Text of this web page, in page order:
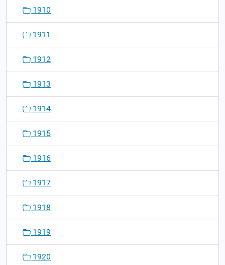
1910
1911
1912
1913
1914
1915
1916
1917
1918
1919
1920